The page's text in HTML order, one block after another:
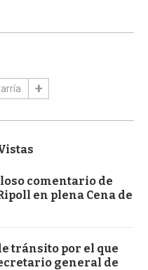
comentario de
en plena Cena de
tránsito por el que
general de